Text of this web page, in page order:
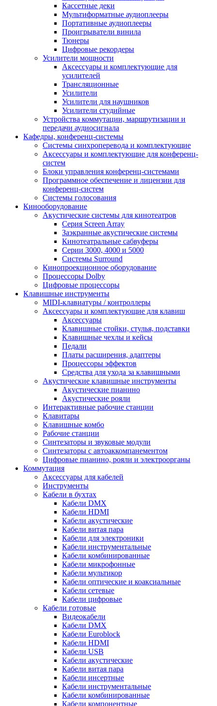
Кассетные деки
Мультиформатные аудиоплееры
Портативные аудиоплееры
Проигрыватели винила
Тюнеры
Цифровые рекордеры
Усилители мощности
Аксессуары и комплектующие для
усилителей
Трансляционные
Усилители
Усилители для наушников
Усилители студийные
Устройства коммутации, маршрутизации и
передачи аудиосигнала
Кафедры, конференц-системы
Cистемы синхроперевода и комплектующие
Аксессуары и комплектующие для конференц-
систем
Блоки управления конференц-системами
Программное обеспечение и лицензии для
конференц-систем
Системы голосования
Кинооборудование
Акустические системы для кинотеатров
Cерия Screen Array
Заэкранные акустические системы
Кинотеатральные сабвуферы
Серии 3000, 4000 и 5000
Системы Surround
Кинопроекционное оборудование
Процессоры Dolby
Цифровые процессоры
Клавишные инструменты
MIDI-клавиатуры / контроллеры
Аксессуары и комплектующие для клавиш
Аксессуары
Клавишные стойки, стулья, подставки
Клавишные чехлы и кейсы
Педали
Платы расширения, адаптеры
Процессоры эффектов
Средства для ухода за клавишными
Акустические клавишные инструменты
Акустические пианино
Акустические рояли
Интерактивные рабочие станции
Клавитары
Клавишные комбо
Рабочие станции
Синтезаторы и звуковые модули
Синтезаторы с автоаккомпанементом
Цифровые пианино, рояли и электроорганы
Коммутация
Аксессуары для кабелей
Инструменты
Кабели в бухтах
Кабели DMX
Кабели HDMI
Кабели акустические
Кабели витая пара
Кабели для электроники
Кабели инструментальные
Кабели комбинированные
Кабели микрофонные
Кабели мультикор
Кабели оптические и коаксиальные
Кабели сетевые
Кабели цифровые
Кабели готовые
Видеокабели
Кабели DMX
Кабели Euroblock
Кабели HDMI
Кабели USB
Кабели акустические
Кабели витая пара
Кабели инсертные
Кабели инструментальные
Кабели комбинированные
Кабели компонентные